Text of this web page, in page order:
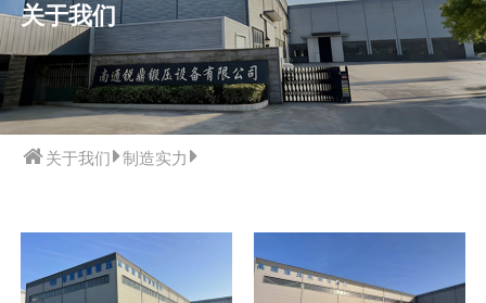
关于我们
关于我们 制造实力